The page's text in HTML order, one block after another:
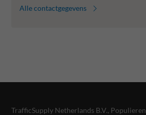
Alle contactgegevens
TrafficSupply Netherlands B.V.,